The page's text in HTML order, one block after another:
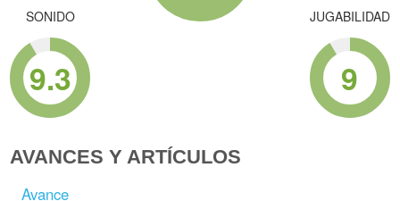
SONIDO
9.3
JUGABILIDAD
9
AVANCES Y ARTÍCULOS
Avance